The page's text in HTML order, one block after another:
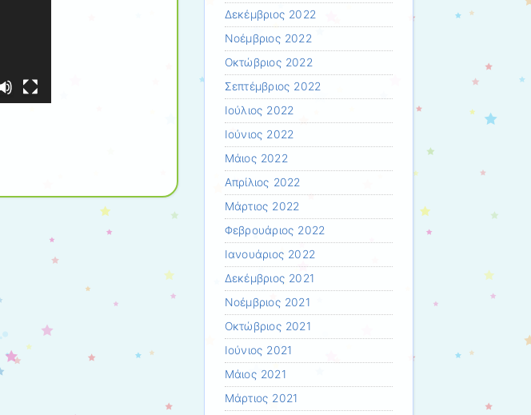
Δεκέμβριος 2022
Νοέμβριος 2022
Οκτώβριος 2022
Σεπτέμβριος 2022
Ιούλιος 2022
Ιούνιος 2022
Μάιος 2022
Απρίλιος 2022
Μάρτιος 2022
Φεβρουάριος 2022
Ιανουάριος 2022
Δεκέμβριος 2021
Νοέμβριος 2021
Οκτώβριος 2021
Ιούνιος 2021
Μάιος 2021
Μάρτιος 2021